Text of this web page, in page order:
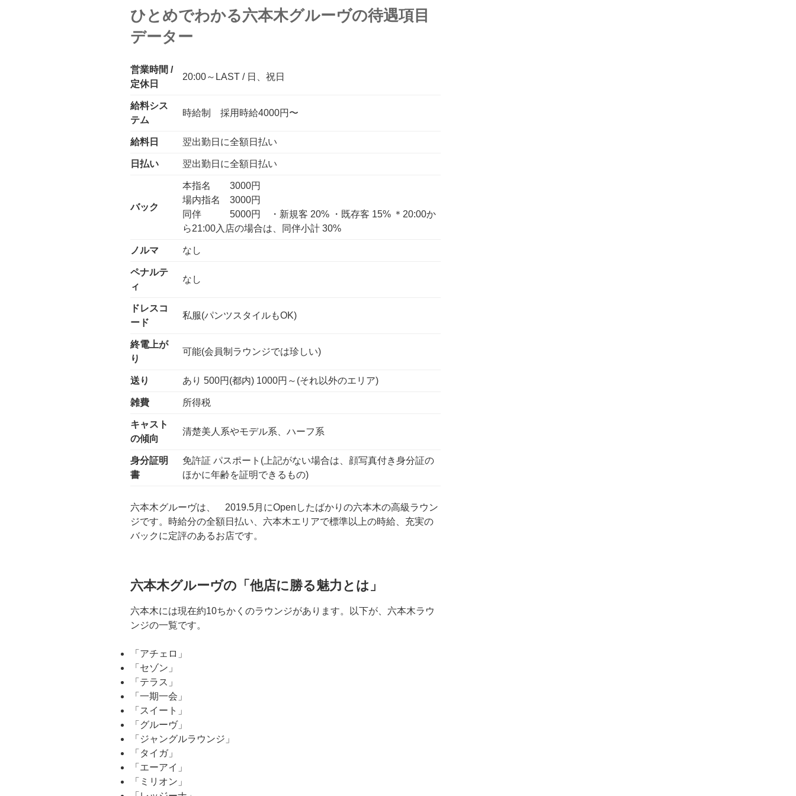
ひとめでわかる六本木グルーヴの待遇項目
データー
営業時間 /
定休日
20:00～LAST / 日、祝日
給料シス
テム
時給制 採用時給4000円〜
給料日 翌出勤日に全額日払い
日払い 翌出勤日に全額日払い
バック
本指名 3000円
場内指名 3000円
同伴 5000円 ・新規客 20% ・既存客 15% ＊20:00か
ら21:00入店の場合は、同伴小計 30%
ノルマ なし
ペナルテ
ィ
なし
ドレスコ
ード
私服(パンツスタイルもOK)
終電上が
り
可能(会員制ラウンジでは珍しい)
送り あり 500円(都内) 1000円～(それ以外のエリア)
雑費 所得税
キャスト
の傾向
清楚美人系やモデル系、ハーフ系
身分証明
書
免許証 パスポート(上記がない場合は、顔写真付き身分証の
ほかに年齢を証明できるもの)
六本木グルーヴは、 2019.5月にOpenしたばかりの六本木の高級ラウン
ジです。時給分の全額日払い、六本木エリアで標準以上の時給、充実の
バックに定評のあるお店です。
六本木グルーヴの「他店に勝る魅力とは」
六本木には現在約10ちかくのラウンジがあります。以下が、六本木ラウ
ンジの一覧です。
「アチェロ」
「セゾン」
「テラス」
「一期一会」
「スイート」
「グルーヴ」
「ジャングルラウンジ」
「タイガ」
「エーアイ」
「ミリオン」